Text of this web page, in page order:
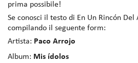
prima possibile!
Se conosci il testo di En Un Rincón
compilando il seguente form:
Artista: Paco Arrojo
Album: Mis ídolos